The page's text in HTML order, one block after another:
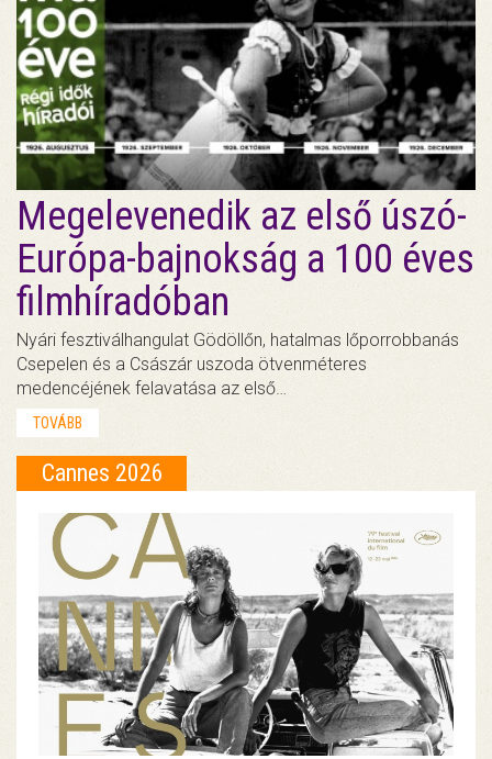
Megelevenedik az első úszó-
Európa-bajnokság a 100 éves
filmhíradóban
Nyári fesztiválhangulat Gödöllőn, hatalmas lőporrobbanás
Csepelen és a Császár uszoda ötvenméteres
medencéjének felavatása az első…
TOVÁBB
Cannes 2026